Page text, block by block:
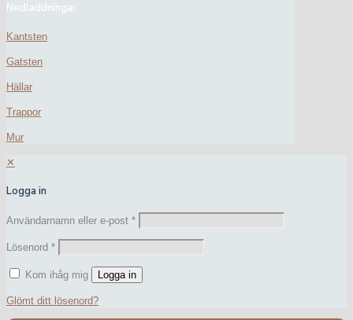
Nedladdningar
Kantsten
Gatsten
Hällar
Trappor
Mur
✕
Logga in
Användarnamn eller e-post *
Lösenord *
Kom ihåg mig Logga in
Glömt ditt lösenord?